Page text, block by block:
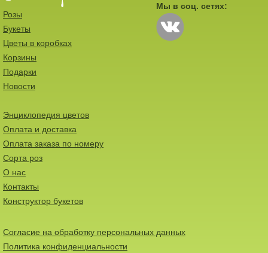
Мы в соц. сетях:
Розы
Букеты
Цветы в коробках
Корзины
Подарки
Новости
Энциклопедия цветов
Оплата и доставка
Оплата заказа по номеру
Сорта роз
О нас
Контакты
Конструктор букетов
Согласие на обработку персональных данных
Политика конфиденциальности